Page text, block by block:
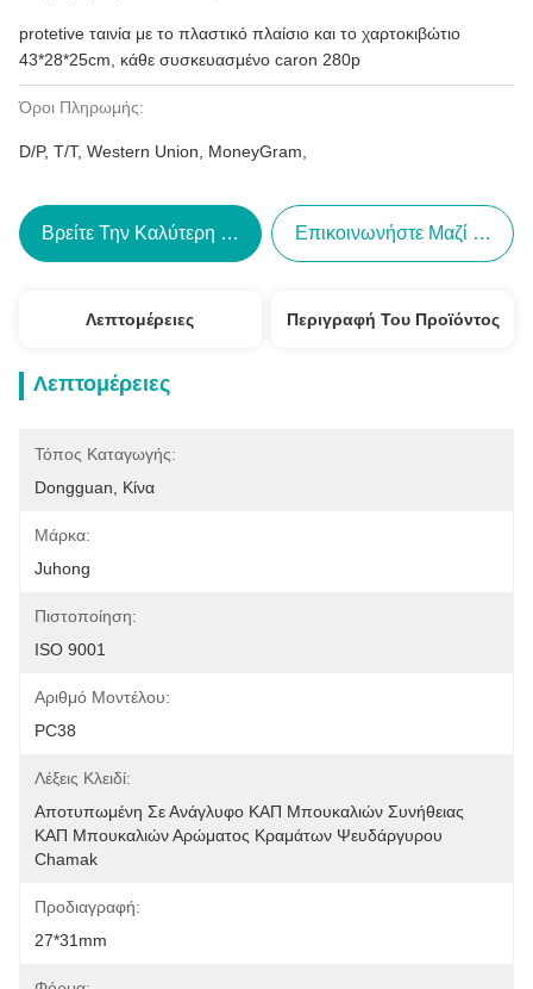
protetive ταινία με το πλαστικό πλαίσιο και το χαρτοκιβώτιο
43*28*25cm, κάθε συσκευασμένο caron 280p
Όροι Πληρωμής:
D/P, T/T, Western Union, MoneyGram,
Βρείτε Την Καλύτερη Τιμή Επικοινωνήστε Μαζί Μας
Λεπτομέρειες Περιγραφή Του Προϊόντος
Λεπτομέρειες
Τόπος Καταγωγής:
Dongguan, Κίνα
Μάρκα:
Juhong
Πιστοποίηση:
ISO 9001
Αριθμό Μοντέλου:
PC38
Λέξεις Κλειδί:
Αποτυπωμένη Σε Ανάγλυφο ΚΑΠ Μπουκαλιών Συνήθειας
ΚΑΠ Μπουκαλιών Αρώματος Κραμάτων Ψευδάργυρου
Chamak
Προδιαγραφή:
27*31mm